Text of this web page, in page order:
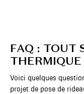
FAQ : TOUT
THERMIQUE
Voici quelques
projet de pose de